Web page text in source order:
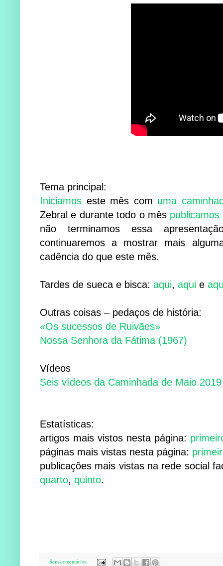
Tema principal:
Iniciamos este mês com uma
Zebral e durante todo o mês
não terminamos essa
continuaremos a mostrar mais
cadência do que este mês.
Tardes de sueca e bisca: aqui, aqui e
Outras coisas – pedaços de história:
«Os sucessos de Ruivães»
Nossa Senhora da Fátima (1967)
Vídeos
Seis vídeos da Caminhada de Maio 2019
Estatísticas:
artigos mais vistos nesta página:
páginas mais vistas nesta página:
publicações mais vistas na rede social
quarto, quinto.
Sem comentários: